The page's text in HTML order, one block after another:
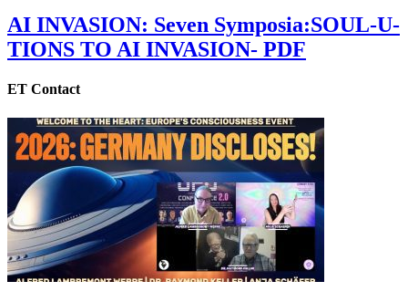
AI INVASION: Seven Symposia:SOUL-U-
TIONS TO AI INVASION- PDF
ET Contact